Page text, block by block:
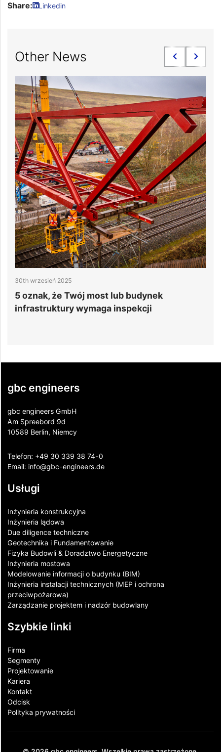
Share: Linkedin
Other News
lub budynek
inspekcji
Jak przyspieszyć
centrów danych
gbc engineers
gbc engineers GmbH
Am Spreebord 9d
10589 Berlin, Niemcy
Telefon: +49 30 339 38 74-0
Email: info@gbc-engineers.de
Usługi
Inżynieria konstrukcyjna
Inżynieria lądowa
Due diligence techniczne
Geotechnika i Fundamentowanie
Fizyka Budowli & Doradztwo Energetyczne
Inżynieria mostowa
Modelowanie informacji o budynku (BIM)
Inżynieria instalacji technicznych (MEP i ochrona
przeciwpożarowa)
Zarządzanie projektem i nadzór budowlany
Szybkie linki
Firma
Segmenty
Projektowanie
Kariera
Kontakt​
Odcisk
Polityka prywatności